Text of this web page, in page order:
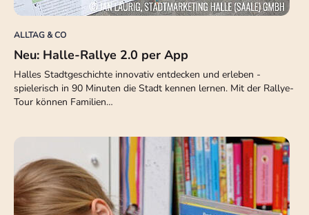
ALLTAG & CO
Neu: Halle-Rallye 2.0 per App
Halles Stadtgeschichte innovativ entdecken und erleben -
spielerisch in 90 Minuten die Stadt kennen lernen. Mit der Rallye-
Tour können Familien…